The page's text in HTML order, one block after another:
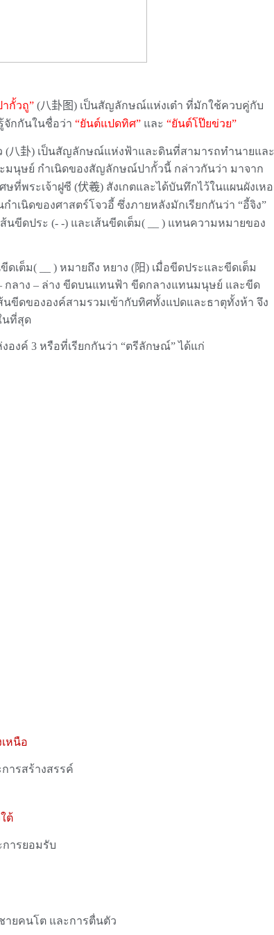
ากั้วถู” (八卦图) เป็นสัญลักษณ์แห่งเต๋า ที่มักใช้ควบคู่กับ
จักกันในชื่อว่า “ยันต์แปดทิศ” และ “ยันต์โป๊ยข่วย”
(八卦) เป็นสัญลักษณ์แห่งฟ้าและดินที่สามารถทำนายและ
มนุษย์ กำเนิดของสัญลักษณ์ปากั้วนี้ กล่าวกันว่า มาจาก
ษที่พระเจ้าฝูซี (伏羲) สังเกตและได้บันทึกไว้ในแผนผังเหอ
ำเนิดของศาสตร์โจวอี้ ซึ่งภายหลังมักเรียกกันว่า “อี้จิง”
นขีดประ (- -) และเส้นขีดเต็ม(
) แทนความหมายของ
ดเต็ม( ) หมายถึง หยาง (阳) เมื่อขีดประและขีดเต็ม
กลาง – ล่าง ขีดบนแทนฟ้า ขีดกลางแทนมนุษย์ และขีด
นขีดขององค์สามรวมเข้ากับทิศทั้งแปดและธาตุทั้งห้า จึง
นที่สุด
งค์ 3 หรือที่เรียกกันว่า “ตรีลักษณ์” ได้แก่
หนือ
ารสร้างสรรค์
ต้
ารยอมรับ
ายคนโต และการตื่นตัว